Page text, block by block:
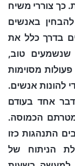
כך צוררי משיח
באנשים
בדרך כלל את
שנשמעים טוב,
מסוימות
להונות אנשים.
אחד בעודם
הכמוסה.
התנהגות כזו
הניתוח של